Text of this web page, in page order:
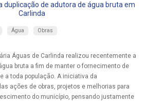
duplicação de adutora de água bruta em
Carlinda
Água Obras
Águas de Carlinda realizou recentemente a
bruta a fim de manter o fornecimento de
a toda população. A iniciativa da
ações de obras, projetos e melhorias para
do município, pensando justamente